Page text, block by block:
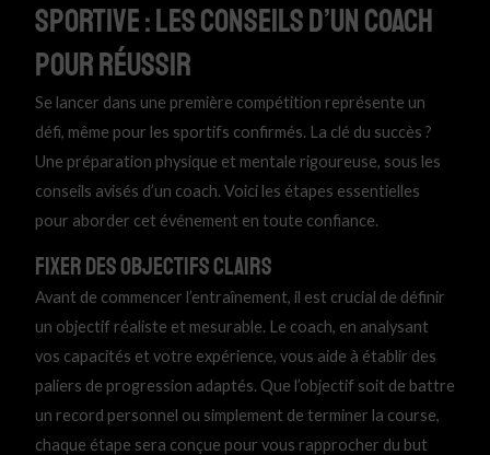
sportive : Les Conseils d’un Coach
pour Réussir
Se lancer dans une première compétition représente un
défi, même pour les sportifs confirmés. La clé du succès ?
Une préparation physique et mentale rigoureuse, sous les
conseils avisés d’un coach. Voici les étapes essentielles
pour aborder cet événement en toute confiance.
Fixer des objectifs clairs
Avant de commencer l’entraînement, il est crucial de définir
un objectif réaliste et mesurable. Le coach, en analysant
vos capacités et votre expérience, vous aide à établir des
paliers de progression adaptés. Que l’objectif soit de battre
un record personnel ou simplement de terminer la course,
chaque étape sera conçue pour vous rapprocher du but